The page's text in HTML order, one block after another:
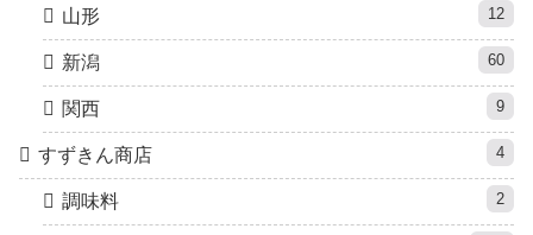
山形 12
新潟 60
関西 9
すずきん商店 4
調味料 2